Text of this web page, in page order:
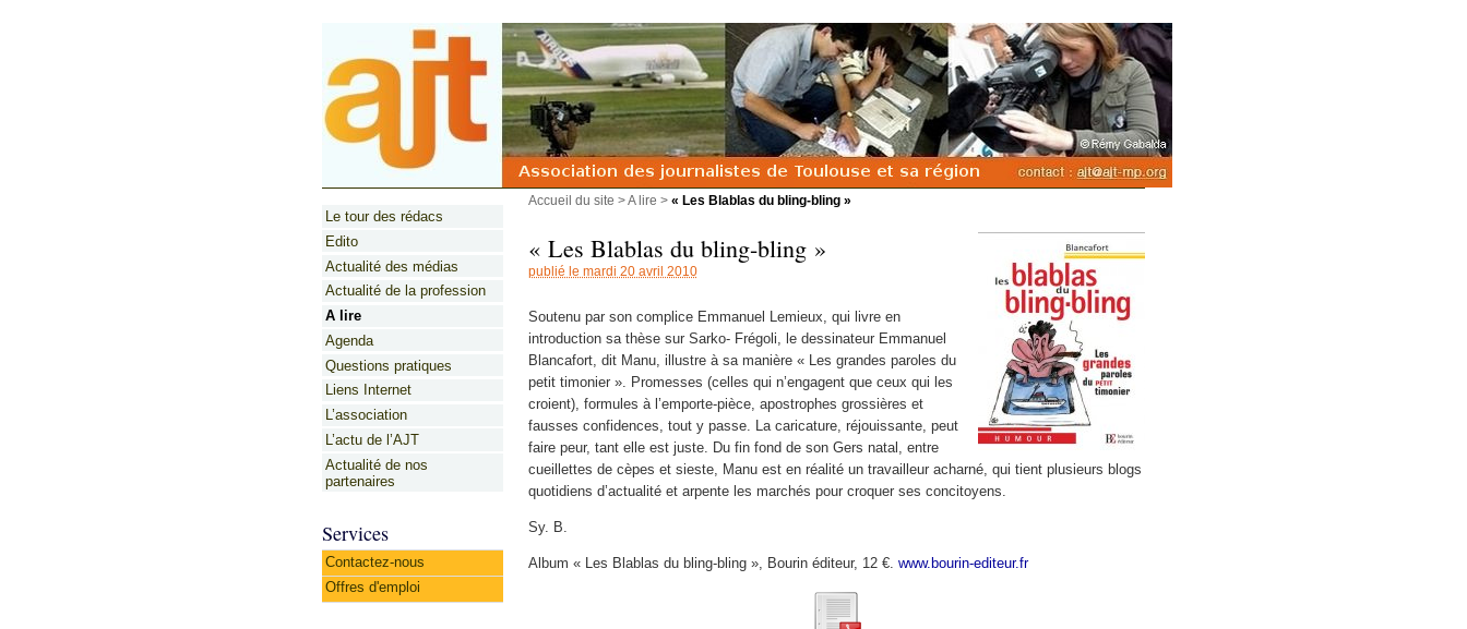
Accueil du site >A lire > « Les Blablas du bling-bling »
« Les Blablas du bling-bling »
publié le mardi 20 avril 2010
Soutenu par son complice Emmanuel Lemieux, qui livre en
introduction sa thèse sur Sarko- Frégoli, le dessinateur Emmanuel
Blancafort, dit Manu, illustre à sa manière « Les grandes paroles du
petit timonier ». Promesses (celles qui n’engagent que ceux qui les
croient), formules à l’emporte-pièce, apostrophes grossières et
fausses confidences, tout y passe. La caricature, réjouissante, peut
faire peur, tant elle est juste. Du fin fond de son Gers natal, entre
cueillettes de cèpes et sieste, Manu est en réalité un travailleur acharné, qui tient plusieurs blogs
quotidiens d’actualité et arpente les marchés pour croquer ses concitoyens.
Sy. B.
Album « Les Blablas du bling-bling », Bourin éditeur, 12 €. www.bourin-editeur.fr
Le tour des rédacs
Edito
Actualité des médias
Actualité de la profession
A lire
Agenda
Questions pratiques
Liens Internet
L’association
L’actu de l’AJT
Actualité de nos
partenaires
Services
Contactez-nous
Offres d'emploi